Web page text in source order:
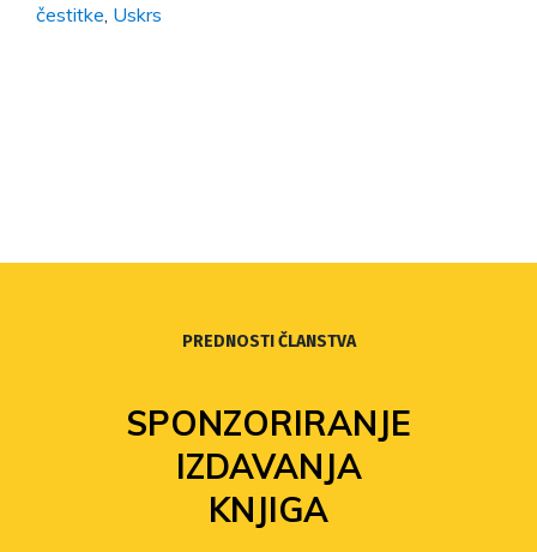
čestitke Uskrs
PREDNOSTI ČLANSTVA
SPONZORIRANJE
IZDAVANJA
KNJIGA